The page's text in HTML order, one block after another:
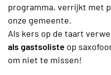
programma, verrijkt met
onze gemeente.
Als kers op de taart
als gastsoliste op
om niet te missen!